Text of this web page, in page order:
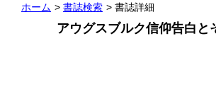
ホーム 書誌検索 書誌詳細
アウグスブルク信仰告白と